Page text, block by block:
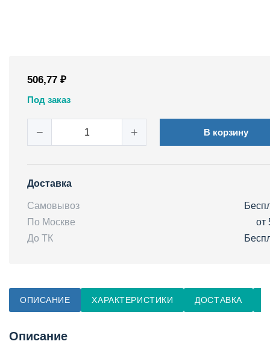
506,77 ₽
Под заказ
− + В корзину
Доставка
Самовывоз
По Москве
от
До ТК
ОПИСАНИЕ ХАРАКТЕРИСТИКИ ДОСТАВКА
Описание